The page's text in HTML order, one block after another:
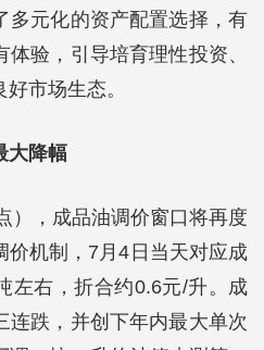
多元化的资产配置选择，有
验，引导培育理性投资、
市场生态。
大降幅
），成品油调价窗口将再度
价机制，7月4日当天对应成
左右，折合约0.6元/升。成
连跌，并创下年内最大单次